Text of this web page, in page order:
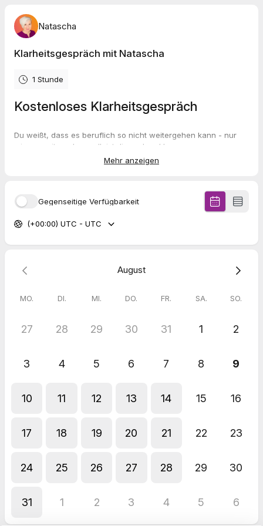
Natascha
Klarheitsgespräch mit Natascha
1 Stunde
Kostenloses Klarheitsgespräch
Du weißt, dass es beruflich so nicht weitergehen kann - nur
wie es weitergehen soll, ist dir noch unklar.
Vielleicht denkst du schon länger über Veränderung nach,
kommst aber zu keiner Entscheidung, die sich wirklich stimmig
du gerade stehst, was dich beschäftigt und ob meine
automatisch mit der Buchungsbestätigung.
Such dir jetzt einfach einen Termin aus, der für dich passt.
Herzliche Grüße,
Natascha von COMPLETE YOU!
Mehr anzeigen
Gegenseitige Verfügbarkeit
(+00:00) UTC - UTC
August
MO. DI. MI. DO. FR. SA. SO.
27 28 29 30 31 1 2
3 4 5 6 7 8 9
10 11 12 13 14 15 16
17 18 19 20 21 22 23
24 25 26 27 28 29 30
31 1 2 3 4 5 6